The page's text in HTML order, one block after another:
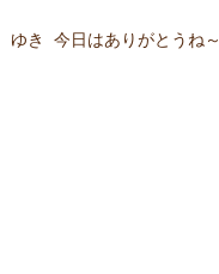
ゆき 今日はありがとうね～